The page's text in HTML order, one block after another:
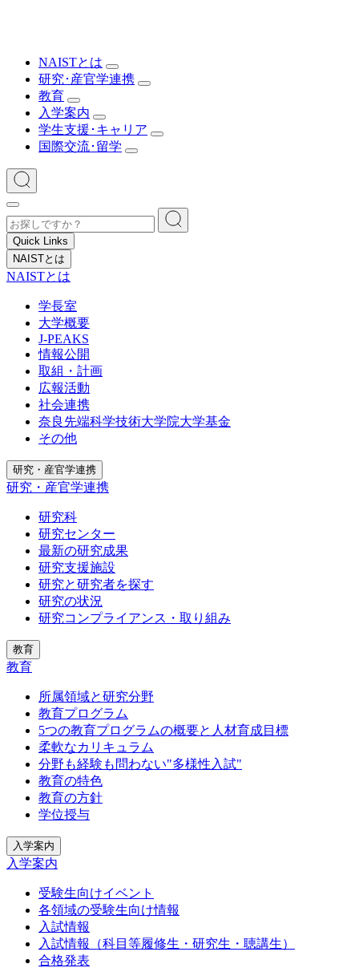
NAISTとは
研究･産官学連携
教育
入学案内
学生支援･キャリア
国際交流･留学
Quick Links
NAISTとは
NAISTとは
学長室
大学概要
J-PEAKS
情報公開
取組・計画
広報活動
社会連携
奈良先端科学技術大学院大学基金
その他
研究・産官学連携
研究・産官学連携
研究科
研究センター
最新の研究成果
研究支援施設
研究と研究者を探す
研究の状況
研究コンプライアンス・取り組み
教育
教育
所属領域と研究分野
教育プログラム
5つの教育プログラムの概要と人材育成目標
柔軟なカリキュラム
分野も経験も問わない"多様性入試"
教育の特色
教育の方針
学位授与
入学案内
入学案内
受験生向けイベント
各領域の受験生向け情報
入試情報
入試情報（科目等履修生・研究生・聴講生）
合格発表